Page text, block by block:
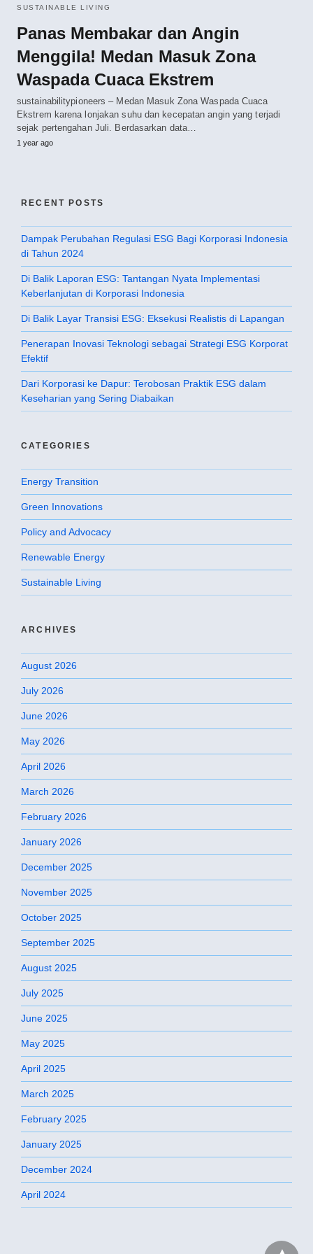
SUSTAINABLE LIVING
Panas Membakar dan Angin
Menggila! Medan Masuk Zona
Waspada Cuaca Ekstrem
sustainabilitypioneers – Medan Masuk Zona Waspada Cuaca
Ekstrem karena lonjakan suhu dan kecepatan angin yang terjadi
sejak pertengahan Juli. Berdasarkan data…
1 year ago
RECENT POSTS
Dampak Perubahan Regulasi ESG Bagi Korporasi Indonesia
di Tahun 2024
Di Balik Laporan ESG: Tantangan Nyata Implementasi
Keberlanjutan di Korporasi Indonesia
Di Balik Layar Transisi ESG: Eksekusi Realistis di Lapangan
Penerapan Inovasi Teknologi sebagai Strategi ESG Korporat
Efektif
Dari Korporasi ke Dapur: Terobosan Praktik ESG dalam
Keseharian yang Sering Diabaikan
CATEGORIES
Energy Transition
Green Innovations
Policy and Advocacy
Renewable Energy
Sustainable Living
ARCHIVES
August 2026
July 2026
June 2026
May 2026
April 2026
March 2026
February 2026
January 2026
December 2025
November 2025
October 2025
September 2025
August 2025
July 2025
June 2025
May 2025
April 2025
March 2025
February 2025
January 2025
December 2024
April 2024